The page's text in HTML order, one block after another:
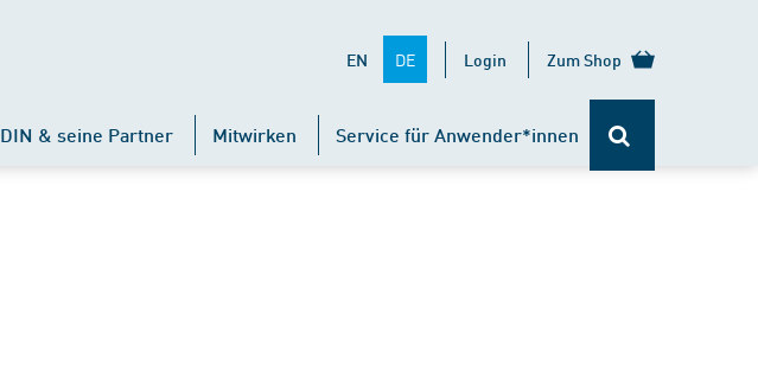
EN DE Login Zum Shop
DIN & seine Partner Mitwirken Service für Anwender*innen